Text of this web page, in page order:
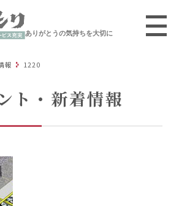
ありがとうの気持ちを大切に
報 1220
ト・新着情報